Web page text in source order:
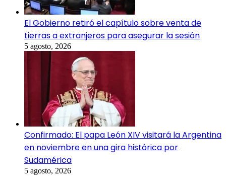
El Gobierno retiró el capítulo sobre venta de
tierras a extranjeros para asegurar la sesión
5 agosto, 2026
Confirmado: El papa León XIV visitará la Argentina
en noviembre en una gira histórica por
Sudamérica
5 agosto, 2026